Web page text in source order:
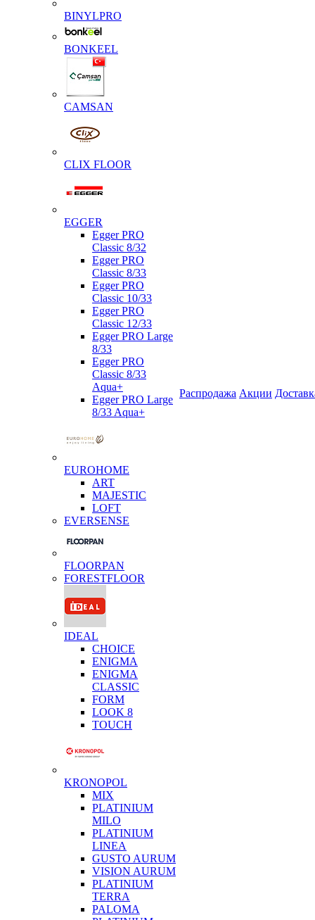
BINYLPRO
BONKEEL
CAMSAN
CLIX FLOOR
EGGER
Egger PRO
Classic 8/32
Egger PRO
Classic 8/33
Egger PRO
Classic 10/33
Egger PRO
Classic 12/33
Egger PRO Large
8/33
Egger PRO
Classic 8/33
Aqua+
Egger PRO Large
8/33 Aqua+
EUROHOME
ART
MAJESTIC
LOFT
EVERSENSE
FLOORPAN
FORESTFLOOR
IDEAL
CHOICE
ENIGMA
ENIGMA
CLASSIC
FORM
LOOK 8
TOUCH
KRONOPOL
MIX
PLATINIUM
MILO
PLATINIUM
LINEA
GUSTO AURUM
VISION AURUM
PLATINIUM
TERRA
PALOMA
Распродажа Акции